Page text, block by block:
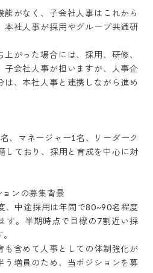
能がなく、子会社人事はこれから
本社人事が採用やグループ共通研
上がった場合には、採用、研修、
子会社人事が担いますが、人事企
は、本社人事と連携しながら進め
、マネージャー1名、リーダーク
しており、採用と育成を中心に対
ンの募集背景
、中途採用は年間で80~90名程度
す。半期時点で目標の7割近い採
も含めて人事としての体制強化が
う増員のため、当ポジションを募